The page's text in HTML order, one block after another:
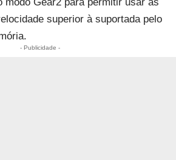
superior à suportada pelo
- Publicidade -